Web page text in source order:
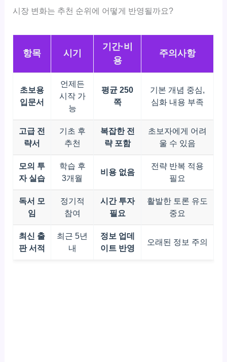
시장 변화는 추천 순위에 어떻게 반영될까요?
항목 시기
기간·비
용
주의사항
초보용
입문서
언제든
시작 가
능
평균 250
쪽
기본 개념 중심,
심화 내용 부족
고급 전
략서
기초 후
추천
복잡한 전
략 포함
초보자에게 어려
울 수 있음
모의 투
자 실습
학습 후
3개월
비용 없음
전략 반복 적용
필요
독서 모
임
정기적
참여
시간 투자
필요
활발한 토론 유도
중요
최신 출
판 서적
최근 5년
내
정보 업데
이트 반영
오래된 정보 주의